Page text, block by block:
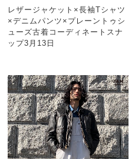
レザージャケット×長袖Tシャツ
×デニムパンツ×プレーントゥシ
ューズ古着コーディネートスナ
ップ3月13日